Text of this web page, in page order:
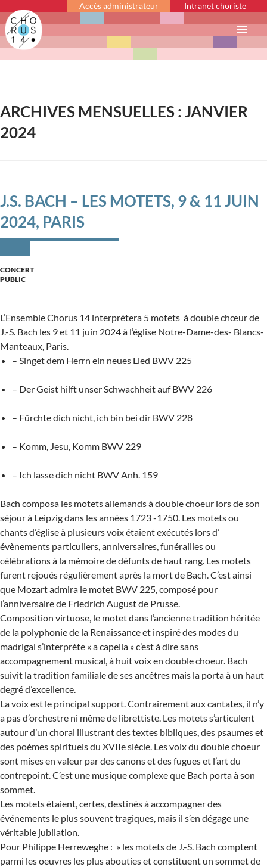
Accès administrateur Intranet choriste
ARCHIVES MENSUELLES : JANVIER
2024
J.S. BACH – LES MOTETS, 9 & 11 JUIN
2024, PARIS
CONCERT
PUBLIC
L’Ensemble Chorus 14 interprétera 5 motets à double chœur de
J.-S. Bach les 9 et 11 juin 2024 à l’église Notre-Dame-des- Blancs-
Manteaux, Paris.
– Singet dem Herrn ein neues Lied BWV 225
– Der Geist hilft unser Schwachheit auf BWV 226
– Fürchte dich nicht, ich bin bei dir BWV 228
– Komm, Jesu, Komm BWV 229
– Ich lasse dich nicht BWV Anh. 159
Bach composa les motets allemands à double choeur lors de son
séjour à Leipzig dans les années 1723 -1750. Les motets ou
chants d’église à plusieurs voix étaient exécutés lors d’
évènements particuliers, anniversaires, funérailles ou
célébrations à la mémoire de défunts de haut rang. Les motets
furent rejoués régulièrement après la mort de Bach. C’est ainsi
que Mozart admira le motet BWV 225, composé pour
l’anniversaire de Friedrich August de Prusse.
Composition virtuose, le motet dans l’ancienne tradition héritée
de la polyphonie de la Renaissance et inspiré des modes du
madrigal s’interprète « a capella » c’est à dire sans
accompagnement musical, à huit voix en double choeur. Bach
suivit la tradition familiale de ses ancêtres mais la porta à un haut
degré d’excellence.
La voix est le principal support. Contrairement aux cantates, il n’y
a pas d’orchestre ni même de librettiste. Les motets s’articulent
autour d’un choral illustrant des textes bibliques, des psaumes et
des poèmes spirituels du XVIIe siècle. Les voix du double choeur
sont mises en valeur par des canons et des fugues et l’art du
contrepoint. C’est une musique complexe que Bach porta à son
sommet.
Les motets étaient, certes, destinés à accompagner des
événements le plus souvent tragiques, mais il s’en dégage une
véritable jubilation.
Pour Philippe Herreweghe : » les motets de J.-S. Bach comptent
parmi les oeuvres les plus abouties et constituent un sommet de